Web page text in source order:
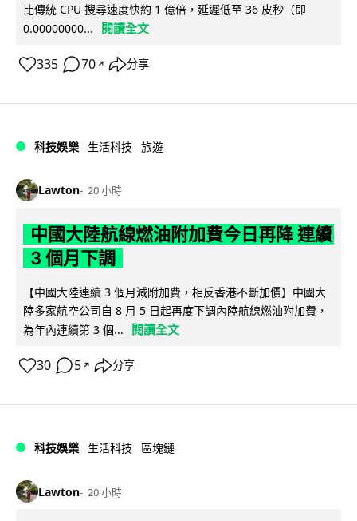
比傳統 CPU 搜尋速度快約 1 億倍，延遲低至 36 皮秒（即
0.00000000...
閱讀全文
335 70 ↗ 分享
科技娛樂 生活科技 旅遊
Lawton 20 小時
中國大陸航線燃油附加費今日再降 連續
3 個月下調
【中國大陸連續 3 個月減附加費，相反香港不斷加價】中國大
陸多家航空公司自 8 月 5 日起再度下調內陸航線燃油附加費，
為年內連續第 3 個...
閱讀全文
30 5 ↗ 分享
科技娛樂 生活科技 區塊鏈
Lawton 20 小時